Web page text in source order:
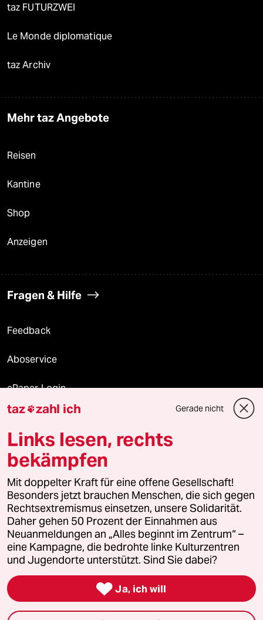
taz FUTURZWEI
Le Monde diplomatique
taz Archiv
Mehr taz Angebote
Reisen
Kantine
Shop
Anzeigen
Fragen & Hilfe
Feedback
Aboservice
ePaper Login
Downloads für Abonnierende
© 2026 taz Verlags und Vertriebs GmbH
Alle Rechte vorbehalten. Bei rechtlichen Fragen oder für Genehmigungen
wenden Sie sich bitte an lizenzen@taz.de
Feedback Redaktionsstatut Kommune-Richtlinien
Leitlinie Informant Datenschutz Impressum AGB
Seitenwende Einwilligungen widerrufen (Ads)
taz zahl ich Gerade nicht
Links lesen, rechts
bekämpfen
Mit doppelter Kraft für eine offene Gesellschaft!
Besonders jetzt brauchen Menschen, die sich gegen
Rechtsextremismus einsetzen, unsere Solidarität.
Daher gehen 50 Prozent der Einnahmen aus
Neuanmeldungen an „Alles beginnt im Zentrum“ –
eine Kampagne, die bedrohte linke Kulturzentren
und Jugendorte unterstützt. Sind Sie dabei?
 Ja, ich will